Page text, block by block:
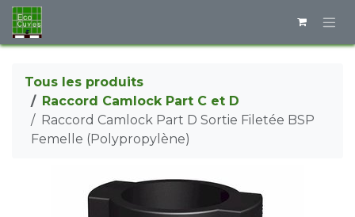
Se rendre au contenu
Tous les produits
Raccord Camlock Part C et D
Raccord Camlock Part D Sortie Filetée BSP
Femelle (Polypropylène)